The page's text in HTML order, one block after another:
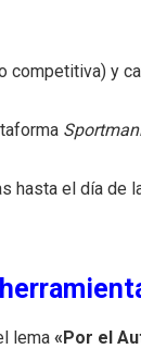
competitiva) y
hasta el día de
lema «Por el